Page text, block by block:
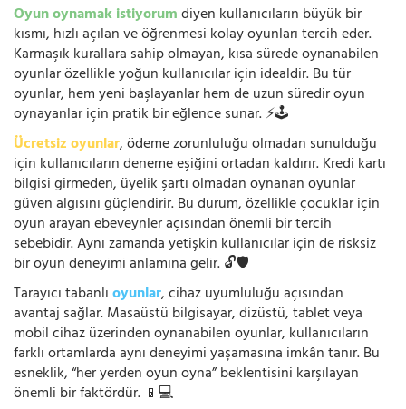
Oyun oynamak istiyorumdiyen kullanıcıların büyük bir
kısmı, hızlı açılan ve öğrenmesi kolay oyunları tercih eder.
Karmaşık kurallara sahip olmayan, kısa sürede oynanabilen
oyunlar özellikle yoğun kullanıcılar için idealdir. Bu tür
oyunlar, hem yeni başlayanlar hem de uzun süredir oyun
oynayanlar için pratik bir eğlence sunar. ⚡🕹️
Ücretsiz oyunlar, ödeme zorunluluğu olmadan sunulduğu
için kullanıcıların deneme eşiğini ortadan kaldırır. Kredi kartı
bilgisi girmeden, üyelik şartı olmadan oynanan oyunlar
güven algısını güçlendirir. Bu durum, özellikle çocuklar için
oyun arayan ebeveynler açısından önemli bir tercih
sebebidir. Aynı zamanda yetişkin kullanıcılar için de risksiz
bir oyun deneyimi anlamına gelir. 🔓🛡️
Tarayıcı tabanlıoyunlar, cihaz uyumluluğu açısından
avantaj sağlar. Masaüstü bilgisayar, dizüstü, tablet veya
mobil cihaz üzerinden oynanabilen oyunlar, kullanıcıların
farklı ortamlarda aynı deneyimi yaşamasına imkân tanır. Bu
esneklik, “her yerden oyun oyna” beklentisini karşılayan
önemli bir faktördür. 📱💻